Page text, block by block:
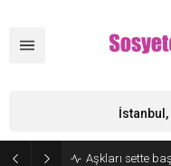
İstanbul,